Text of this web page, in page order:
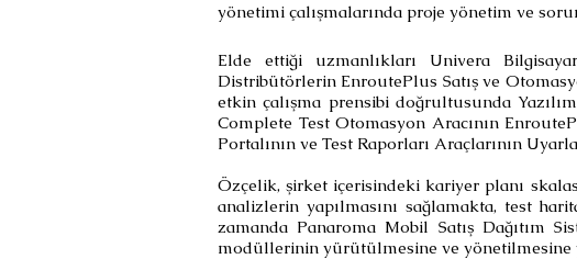
yönetimi çalışmalarında proje yönetim ve
Elde ettiği uzmanlıkları Univera
Distribütörlerin EnroutePlus Satış ve
etkin çalışma prensibi doğrultusunda
Complete Test Otomasyon Aracının
Portalının ve Test Raporları Araçlarının
Özçelik, şirket içerisindeki kariyer planı
analizlerin yapılmasını sağlamakta, test
zamanda Panaroma Mobil Satış Dağıtım
modüllerinin yürütülmesine ve yönetilmesine